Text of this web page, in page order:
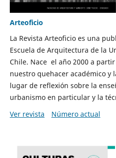
Arteoficio
La Revista Arteoficio es una
Escuela de Arquitectura de la
Chile. Nace el año 2000 a
nuestro quehacer académico y
lugar de reflexión sobre la
urbanismo en particular y la
Ver revista
Número actual